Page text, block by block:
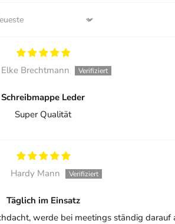
by
Elke Brechtmann
Schreibmappe Leder
Super Qualität
Hardy Mann
Täglich im Einsatz
werde bei meetings ständig darauf